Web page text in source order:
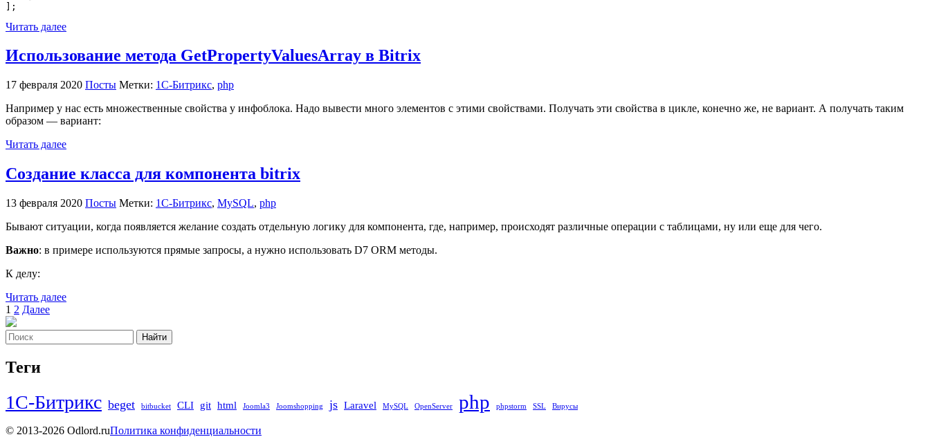
];
Читать далее
Использование метода GetPropertyValuesArray в Bitrix
17 февраля 2020 Посты Метки: 1С-Битрикс, php
Например у нас есть множественные свойства у инфоблока. Надо вывести много элементов с этими свойствами. Получать эти свойства в цикле, конечно же, не вариант. А получать таким
образом — вариант:
Читать далее
Создание класса для компонента bitrix
13 февраля 2020 Посты Метки: 1С-Битрикс, MySQL, php
Бывают ситуации, когда появляется желание создать отдельную логику для компонента, где, например, происходят различные операции с таблицами, ну или еще для чего.
Важно: в примере используются прямые запросы, а нужно использовать D7 ORM методы.
К делу:
Читать далее
Пагинация
записей
1 2 Далее
Найти
Теги
1С-Битрикс beget bitbucket CLI git html Joomla3 Joomshopping js Laravel MySQL OpenServer php phpstorm SSL Вирусы
© 2013-2026 Odlord.ruПолитика конфиденциальности